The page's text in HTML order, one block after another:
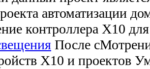
автоматизации
контроллера Х10
После
Х10 и проектов